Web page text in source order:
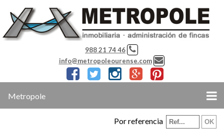
988 21 74 46
info@metropoleourense.com
Metropole
Por referencia